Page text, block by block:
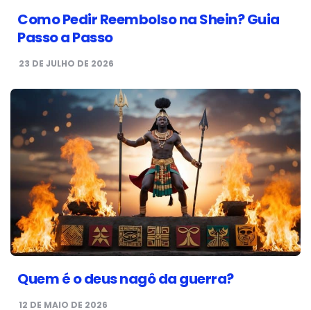
Como Pedir Reembolso na Shein? Guia
Passo a Passo
23 DE JULHO DE 2026
Quem é o deus nagô da guerra?
12 DE MAIO DE 2026